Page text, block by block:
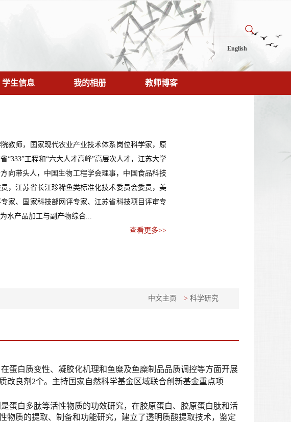
English
学生信息 我的相册 教师博客
教师，国家现代农业产业技术体系岗位科学家，原
“333”工程和“六大人才高峰”高层次人才，江苏大学
向带头人，中国生物工程学会理事，中国食品科技
，江苏省长江珍稀鱼类标准化技术委员会委员，美
家、国家科技部网评专家、江苏省科技项目评审专
水产品加工与副产物综合...
查看更多>>
中文主页 > 科学研究
蛋白质变性、凝胶化机理和鱼糜及鱼糜制品品质调控等方面开展
改良剂 2个。主持国家自然科学基金区域联合创新基金重点项
蛋白多肽等活性物质的功效研究，在胶原蛋白、胶原蛋白肽和活
质的提取、制备和功能研究，建立了透明质酸提取技术，鉴定